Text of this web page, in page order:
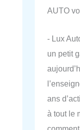
AUTO
- Lux
un petit
ans
à tout le